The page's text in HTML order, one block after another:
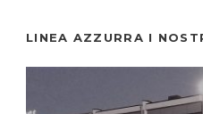
LINEA AZZURRA I